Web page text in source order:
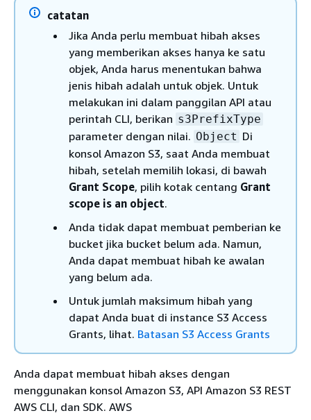
catatan
Jika Anda perlu membuat hibah akses
yang memberikan akses hanya ke satu
objek, Anda harus menentukan bahwa
jenis hibah adalah untuk objek. Untuk
melakukan ini dalam panggilan API atau
perintah CLI, berikan s3PrefixType
parameter dengan nilai. Object Di
konsol Amazon S3, saat Anda membuat
hibah, setelah memilih lokasi, di bawah
Grant Scope, pilih kotak centang Grant
scope is an object.
Anda tidak dapat membuat pemberian ke
bucket jika bucket belum ada. Namun,
Anda dapat membuat hibah ke awalan
yang belum ada.
Untuk jumlah maksimum hibah yang
dapat Anda buat di instance S3 Access
Grants, lihat. Batasan S3 Access Grants
Anda dapat membuat hibah akses dengan
menggunakan konsol Amazon S3, API Amazon S3 REST
AWS CLI, dan SDK. AWS